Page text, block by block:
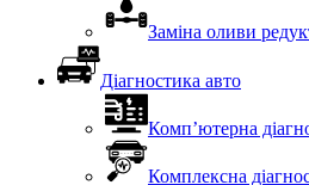
Заміна оливи
Діагностика авто
Комп’ютерна
Комплексна